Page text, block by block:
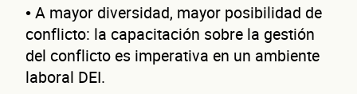
• A mayor diversidad, mayor posibilidad de
conflicto: la capacitación sobre la gestión
del conflicto es imperativa en un ambiente
laboral DEI.
Correo electrónico
Confirma tu correo electrónico